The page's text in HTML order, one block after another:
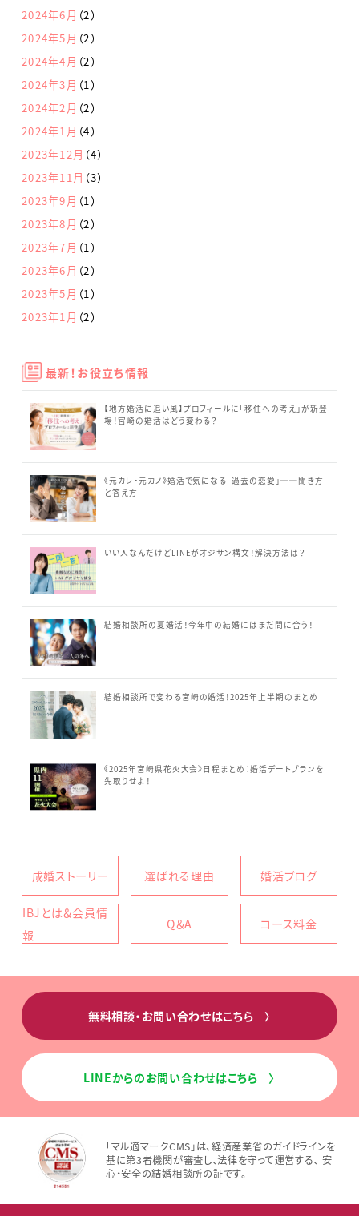
2024年6月 （2）
2024年5月 （2）
2024年4月 （2）
2024年3月 （1）
2024年2月 （2）
2024年1月 （4）
2023年12月 （4）
2023年11月 （3）
2023年9月 （1）
2023年8月 （2）
2023年7月 （1）
2023年6月 （2）
2023年5月 （1）
2023年1月 （2）
最新！お役立ち情報
【地方婚活に追い風】プロフィールに「移住への考え」が新登
場！宮崎の婚活はどう変わる？
《元カレ・元カノ》婚活で気になる「過去の恋愛」──聞き方
と答え方
いい人なんだけどLINEがオジサン構文！解決方法は？
結婚相談所の夏婚活！今年中の結婚にはまだ間に合う！
結婚相談所で変わる宮崎の婚活！2025年上半期のまとめ
《2025年宮崎県花火大会》日程まとめ：婚活デートプランを
先取りせよ！
成婚ストーリー 選ばれる理由 婚活ブログ
IBJとは＆会員情
報
Q＆A コース料金
無料相談・お問い合わせはこちら〉
LINEからのお問い合わせはこちら〉
「マル適マークCMS」は、経済産業省のガイドラインを
基に第3者機関が審査し、法律を守って運営する、 安
心・安全の結婚相談所の証です。